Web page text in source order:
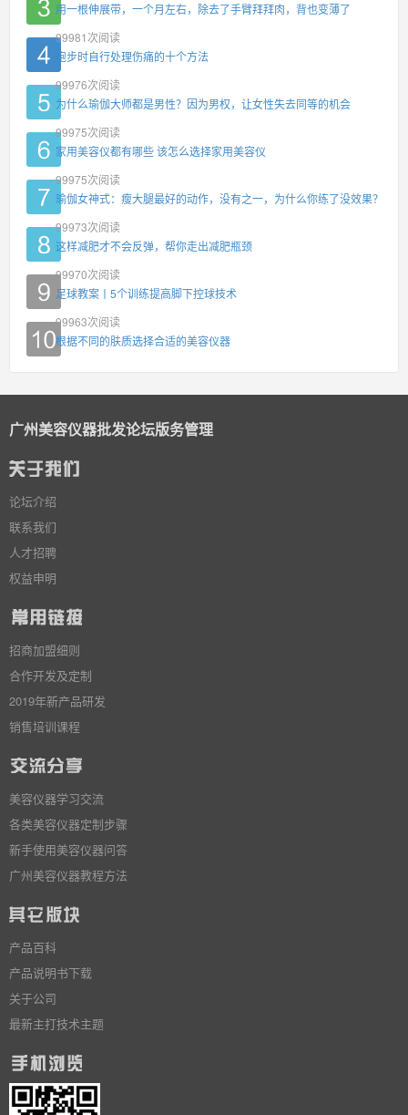
用一根伸展带，一个月左右，除去了手臂拜拜肉，背也变薄了
99981 次阅读
跑步时自行处理伤痛的十个方法
99976次阅读
为什么瑜伽大师都是男性？因为男权，让女性失去同等的机会
99975次阅读
家用美容仪都有哪些 该怎么选择家用美容仪
99975次阅读
瑜伽女神式：瘦大腿最好的动作，没有之一，为什么你练了没效果？
99973次阅读
这样减肥才不会反弹，帮你走出减肥瓶颈
99970次阅读
足球教案丨5个训练提高脚下控球技术
99963次阅读
根据不同的肤质选择合适的美容仪器
广州美容仪器批发论坛版务管理
论坛介绍
联系我们
人才招聘
权益申明
招商加盟细则
合作开发及定制
2019年新产品研发
销售培训课程
美容仪器学习交流
各类美容仪器定制步骤
新手使用美容仪器问答
广州美容仪器教程方法
产品百科
产品说明书下载
关于公司
最新主打技术主题